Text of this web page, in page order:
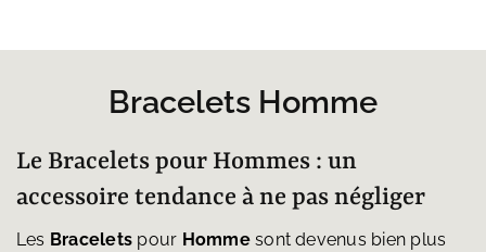
Bracelets Homme
Le Bracelets pour Hommes : un
accessoire tendance à ne pas négliger
Les Bracelets pour Hommesont devenus bien plus